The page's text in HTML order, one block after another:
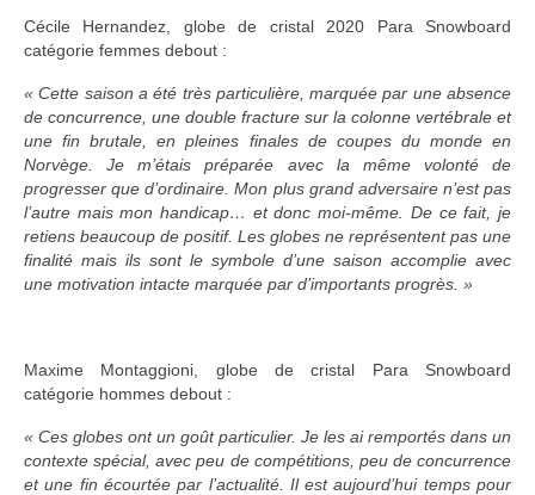
Cécile Hernandez, globe de cristal 2020 Para Snowboard
catégorie femmes debout :
« Cette saison a été très particulière, marquée par une absence
de concurrence, une double fracture sur la colonne vertébrale et
une fin brutale, en pleines finales de coupes du monde en
Norvège. Je m’étais préparée avec la même volonté de
progresser que d’ordinaire. Mon plus grand adversaire n’est pas
l’autre mais mon handicap… et donc moi-même. De ce fait, je
retiens beaucoup de positif. Les globes ne représentent pas une
finalité mais ils sont le symbole d’une saison accomplie avec
une motivation intacte marquée par d’importants progrès. »
Maxime Montaggioni, globe de cristal Para Snowboard
catégorie hommes debout :
« Ces globes ont un goût particulier. Je les ai remportés dans un
contexte spécial, avec peu de compétitions, peu de concurrence
et une fin écourtée par l’actualité. Il est aujourd’hui temps pour